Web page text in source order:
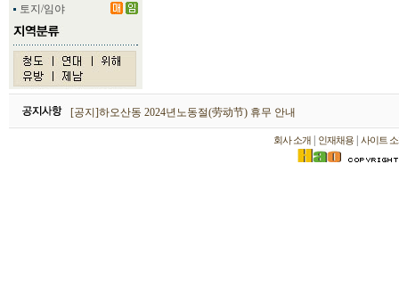
토지/임야
하오산동 2026년 설날(春节) 휴무 안내
[공지]하오산동 2024년노동절(劳动节) 휴무 안내
[공지]하오산동 2024년 설날(春节) 휴무 안내
회사 소개 인재채용 사이트